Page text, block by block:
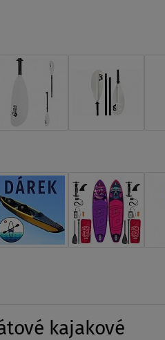
kajakové